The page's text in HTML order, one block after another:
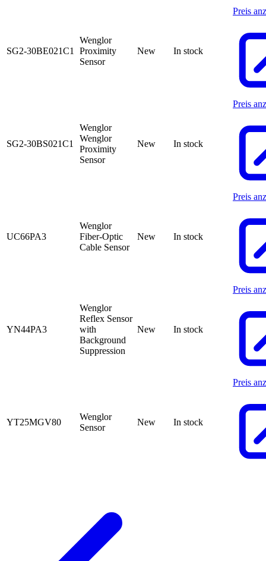
SG2-30BE021C1
Wenglor
Proximity
Sensor
New In stock
Preis
SG2-30BS021C1
Wenglor
Wenglor
Proximity
Sensor
New In stock
Preis
UC66PA3
Wenglor
Fiber-Optic
Cable Sensor
New In stock
Preis
YN44PA3
Wenglor
Reflex Sensor
with
Background
Suppression
New In stock
Preis
YT25MGV80
Wenglor
Sensor
New In stock
Preis